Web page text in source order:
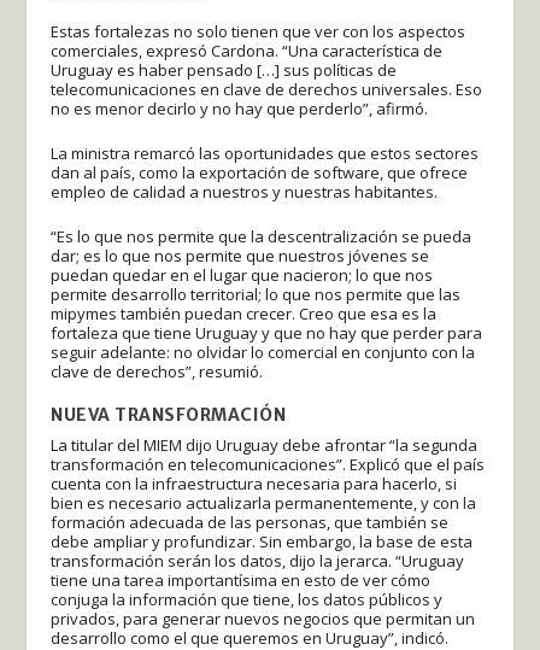
Estas fortalezas no solo tienen que ver con los aspectos
comerciales, expresó Cardona. “Una característica de
Uruguay es haber pensado […] sus políticas de
telecomunicaciones en clave de derechos universales. Eso
no es menor decirlo y no hay que perderlo”, afirmó.
La ministra remarcó las oportunidades que estos sectores
dan al país, como la exportación de software, que ofrece
empleo de calidad a nuestros y nuestras habitantes.
“Es lo que nos permite que la descentralización se pueda
dar; es lo que nos permite que nuestros jóvenes se
puedan quedar en el lugar que nacieron; lo que nos
permite desarrollo territorial; lo que nos permite que las
mipymes también puedan crecer. Creo que esa es la
fortaleza que tiene Uruguay y que no hay que perder para
seguir adelante: no olvidar lo comercial en conjunto con la
clave de derechos”, resumió.
NUEVA TRANSFORMACIÓN
La titular del MIEM dijo Uruguay debe afrontar “la segunda
transformación en telecomunicaciones”. Explicó que el país
cuenta con la infraestructura necesaria para hacerlo, si
bien es necesario actualizarla permanentemente, y con la
formación adecuada de las personas, que también se
debe ampliar y profundizar. Sin embargo, la base de esta
transformación serán los datos, dijo la jerarca. “Uruguay
tiene una tarea importantísima en esto de ver cómo
conjuga la información que tiene, los datos públicos y
privados, para generar nuevos negocios que permitan un
desarrollo como el que queremos en Uruguay”, indicó.